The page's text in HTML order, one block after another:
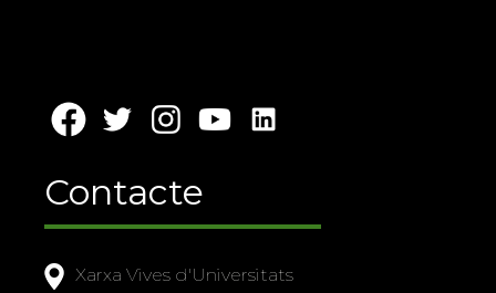
Contacte
Xarxa Vives d'Universitats